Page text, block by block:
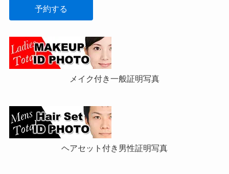
予約する
メイク付き一般証明写真
ヘアセット付き男性証明写真